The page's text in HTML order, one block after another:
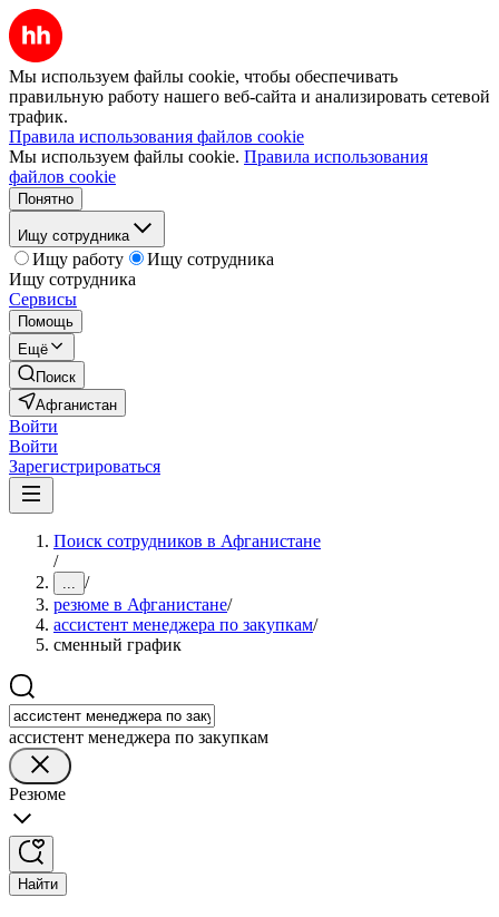
Мы используем файлы cookie, чтобы обеспечивать
правильную работу нашего веб-сайта и анализировать сетевой
трафик.
Правила использования файлов cookie
Мы используем файлы cookie. Правила использования
файлов cookie
Понятно
Ищу сотрудника
Ищу работу
Ищу сотрудника
Ищу сотрудника
Сервисы
Помощь
Ещё
Поиск
Афганистан
Войти
Войти
Зарегистрироваться
Поиск сотрудников в Афганистане
/
... /
резюме в Афганистане/
ассистент менеджера по закупкам/
сменный график
ассистент менеджера по закупкам
Резюме
Найти